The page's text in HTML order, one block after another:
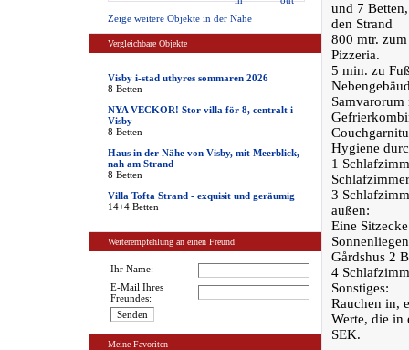
Zeige weitere Objekte in der Nähe
Vergleichbare Objekte
Visby i-stad uthyres sommaren 2026
8 Betten
NYA VECKOR! Stor villa för 8, centralt i
Visby
8 Betten
Haus in der Nähe von Visby, mit Meerblick,
nah am Strand
8 Betten
Villa Tofta Strand - exquisit und geräumig
14+4 Betten
Weiterempfehlung an einen Freund
Ihr Name:
E-Mail Ihres
Freundes:
Meine Favoriten
und 7
den Strand
800 mtr.
Pizzeria.
5 min. zu
Hygiene
1
3
außen:
Eine
Gårdshus 2
4
Sonstiges:
Rauchen in,
Werte, die in
SEK.